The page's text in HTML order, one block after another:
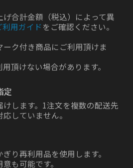
合計金額（税込）によって異
利用ガイド をご確認ください。
ク付き商品にご利用頂けま
頂けない場合があります。
定
けします。1注文を複数の配送先
していません。
ぎり再利用品を使用します。
も可能です。